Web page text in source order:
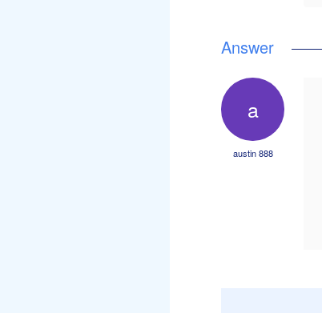
a
austin 888